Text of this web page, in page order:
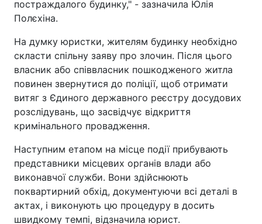
постраждалого будинку," - зазначила Юлія
Полєхіна.
На думку юристки, жителям будинку необхідно
скласти спільну заяву про злочин. Після цього
власник або співвласник пошкодженого житла
повинен звернутися до поліції, щоб отримати
витяг з Єдиного державного реєстру досудових
розслідувань, що засвідчує відкриття
кримінального провадження.
Наступним етапом на місце події прибувають
представники місцевих органів влади або
виконавчої служби. Вони здійснюють
поквартирний обхід, документуючи всі деталі в
актах, і виконують цю процедуру в досить
швидкому темпі, відзначила юрист.